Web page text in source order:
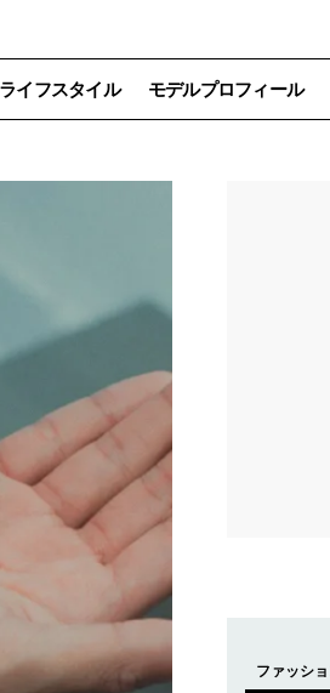
ライフスタイル モデルプロフィール